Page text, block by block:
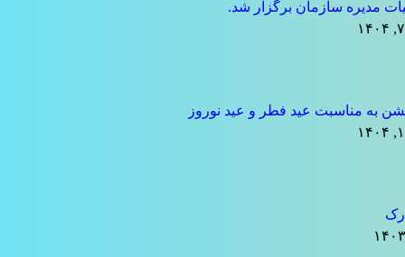
مدیره سازمان برگزار شد.
به مناسبت عید فطر و عید نوروز